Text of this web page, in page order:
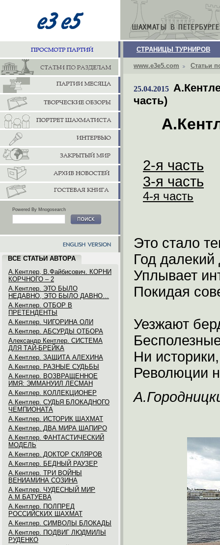
Powered By Mnogosearch
ВСЕ СТАТЬИ АВТОРА
А.Кентлер, В.Файбисович. КОРНИ
КОРЧНОГО – 2
А.Кентлер. ЭТО БЫЛО
НЕДАВНО, ЭТО БЫЛО ДАВНО…
А.Кентлер. ОТБОР В
ПРЕТЕНДЕНТЫ
А.Кентлер. ЧИГОРИНА ОЛИ
А.Кентлер. АБСУРДЫ ОТБОРА
Александр Кентлер. СИСТЕМА
ДЛЯ ТАЙ-БРЕЙКА
А.Кентлер. ЗАЩИТА АЛЕХИНА
А.Кентлер. РАЗНЫЕ СУДЬБЫ
А.Кентлер. ВОЗВРАЩЕННОЕ
ИМЯ: ЭММАНУИЛ ЛЕСМАН
А.Кентлер. КОЛЛЕКЦИОНЕР
А.Кентлер. СУДЬЯ БЛОКАДНОГО
ЧЕМПИОНАТА
А.Кентлер. ИСТОРИК ШАХМАТ
А.Кентлер. ДВА МИРА ШАПИРО
А.Кентлер. ФАНТАСТИЧЕСКИЙ
МОДЕЛЬ
А.Кентлер. ДОКТОР СКЛЯРОВ
А.Кентлер. БЕДНЫЙ РАУЗЕР
А.Кентлер. ТРИ ВОЙНЫ
ВЕНИАМИНА СОЗИНА
А.Кентлер. ЧУДЕСНЫЙ МИР
А.М.БАТУЕВА
А.Кентлер. ПОЛПРЕД
РОССИЙСКИХ ШАХМАТ
А.Кентлер. СИМВОЛЫ БЛОКАДЫ
А.Кентлер. ПОДВИГ ЛЮДМИЛЫ
РУДЕНКО
СТРАНИЦЫ ТУРНИРОВ
www.e3e5.com Статьи
25.04.2015
часть)
2-я часть
3-я часть
4-я часть
Это стало
Год далекий
Уплывает
Покидая
Уезжают
Ни
Революции